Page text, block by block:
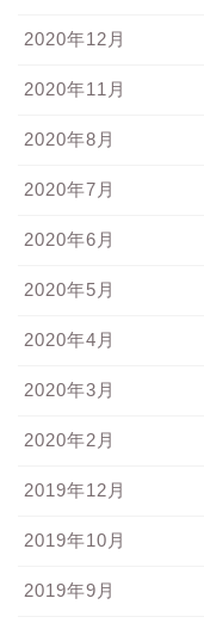
2020年12月
2020年11月
2020年8月
2020年7月
2020年6月
2020年5月
2020年4月
2020年3月
2020年2月
2019年12月
2019年10月
2019年9月